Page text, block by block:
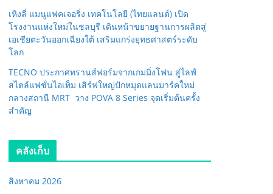
เหิงลี่ แมนูแฟคเจอริ่ง เทคโนโลยี (ไทยแลนด์) เปิด
โรงงานแห่งใหม่ในชลบุรี เดินหน้าขยายฐานการผลิตสู่
เอเชียตะวันออกเฉียงใต้ เสริมแกร่งยุทธศาสตร์ระดับ
โลก
TECNO ประกาศทรานส์ฟอร์มจากเกมมิ่งโฟน สู่ไลฟ์
สไตล์แฟชั่นไอเท็ม เสิร์ฟใหญ่ปักหมุดแลนมาร์คใหม่
กลางสถานี MRT วาง POVA 8 Series จุดเริ่มต้นครั้ง
สำคัญ
คลังเก็บ
สิงหาคม 2026